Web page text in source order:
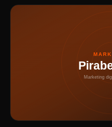
Marketing